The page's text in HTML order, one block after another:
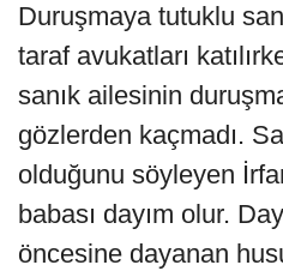
Duruşmaya tutuklu
taraf avukatları
sanık ailesinin
gözlerden kaçmadı.
olduğunu söyleyen
babası dayım olur.
öncesine dayanan